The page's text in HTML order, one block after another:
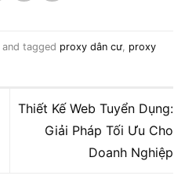
and tagged proxy dân cư, proxy
Thiết Kế Web Tuyển Dụng:
Giải Pháp Tối Ưu Cho
Doanh Nghiệp